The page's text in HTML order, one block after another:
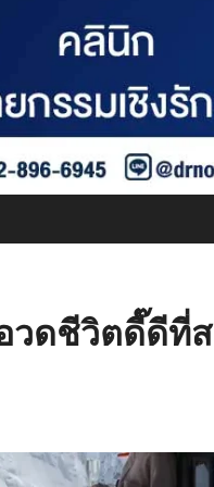
วดชีวิตดี๊ดีที่ส